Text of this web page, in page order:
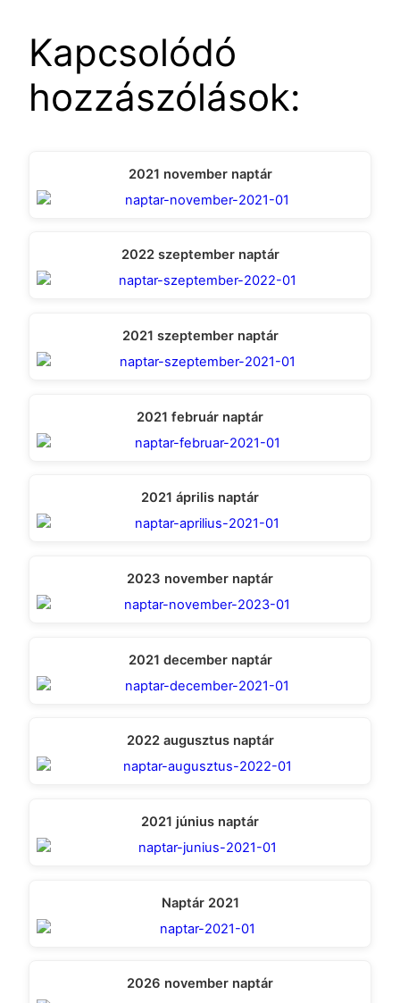
Kapcsolódó
hozzászólások:
2021 november naptár
2022 szeptember naptár
2021 szeptember naptár
2021 február naptár
2021 április naptár
2023 november naptár
2021 december naptár
2022 augusztus naptár
2021 június naptár
Naptár 2021
2026 november naptár